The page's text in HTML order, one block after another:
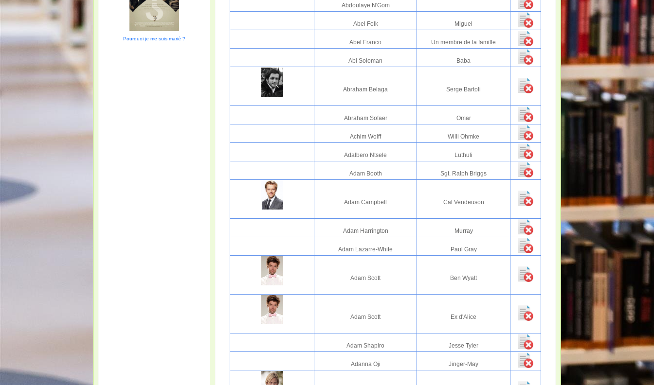
Abdoulaye N'Gom
Abel Folk Miguel
Abel Franco Un membre de la famille
Abi Soloman Baba
Abraham Belaga Serge Bartoli
Abraham Sofaer Omar
Achim Wolff Willi Ohmke
Adalbero Ntsele Luthuli
Adam Booth Sgt. Ralph Briggs
Adam Campbell Cal Vendeuson
Adam Harrington Murray
Adam Lazarre-White Paul Gray
Adam Scott Ben Wyatt
Adam Scott Ex d'Alice
Adam Shapiro Jesse Tyler
Adanna Oji Jinger-May
Pourquoi je me suis marié ?